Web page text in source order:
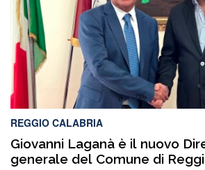
REGGIO CALABRIA
Giovanni Laganà è il nuovo
generale del Comune di